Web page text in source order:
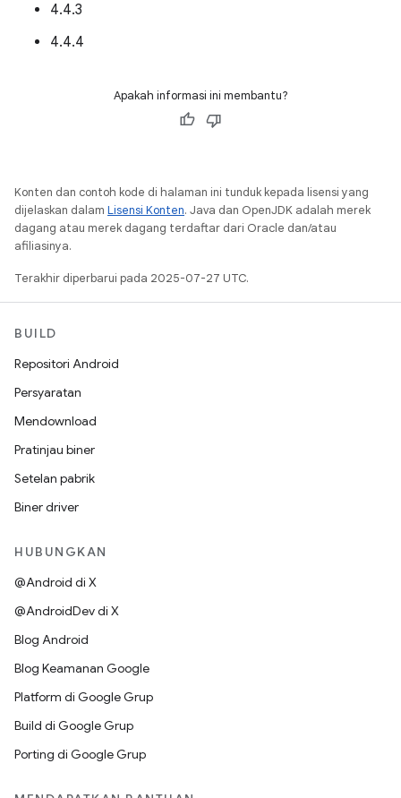
4.4.3
4.4.4
Apakah informasi ini membantu?
Konten dan contoh kode di halaman ini tunduk kepada lisensi yang
dijelaskan dalam Lisensi Konten. Java dan OpenJDK adalah merek
dagang atau merek dagang terdaftar dari Oracle dan/atau
afiliasinya.
Terakhir diperbarui pada 2025-07-27 UTC.
BUILD
Repositori Android
Persyaratan
Mendownload
Pratinjau biner
Setelan pabrik
Biner driver
HUBUNGKAN
@Android di X
@AndroidDev di X
Blog Android
Blog Keamanan Google
Platform di Google Grup
Build di Google Grup
Porting di Google Grup